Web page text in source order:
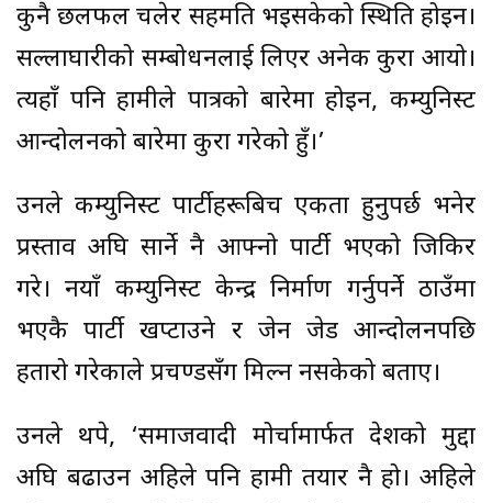
कुनै छलफल चलेर सहमति भइसकेको स्थिति होइन।
सल्लाघारीको सम्बोधनलाई लिएर अनेक कुरा आयो।
त्यहाँ पनि हामीले पात्रको बारेमा होइन, कम्युनिस्ट
आन्दोलनको बारेमा कुरा गरेको हुँ।’
उनले कम्युनिस्ट पार्टीहरूबिच एकता हुनुपर्छ भनेर
प्रस्ताव अघि सार्ने नै आफ्नो पार्टी भएको जिकिर
गरे। नयाँ कम्युनिस्ट केन्द्र निर्माण गर्नुपर्ने ठाउँमा
भएकै पार्टी खप्टाउने र जेन जेड आन्दोलनपछि
हतारो गरेकाले प्रचण्डसँग मिल्न नसकेको बताए।
उनले थपे, ‘समाजवादी मोर्चामार्फत देशको मुद्दा
अघि बढाउन अहिले पनि हामी तयार नै हो। अहिले